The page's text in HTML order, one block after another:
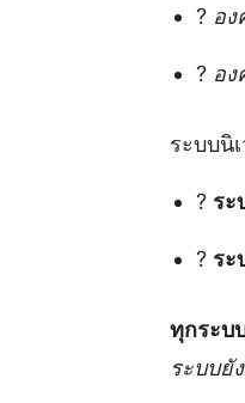
? อง
? อง
ระบบนิ
? ระ
? ระ
ทุกระบ
ระบบยั